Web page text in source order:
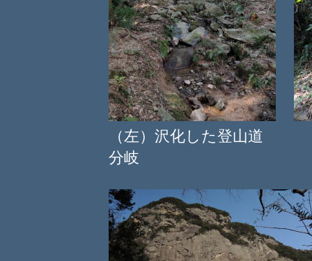
（左）沢化した登山道
分岐